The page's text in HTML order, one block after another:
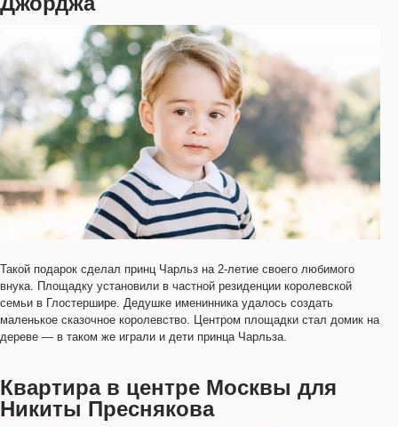
Такой подарок сделал принц Чарльз на 2-летие своего любимого
внука. Площадку установили в частной резиденции королевской
семьи в Глостершире. Дедушке именинника удалось создать
маленькое сказочное королевство. Центром площадки стал домик на
дереве — в таком же играли и дети принца Чарльза.
Квартира в центре Москвы для
Никиты Преснякова